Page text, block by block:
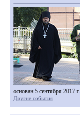
основан 5 сентября 2017 г.
Другие события